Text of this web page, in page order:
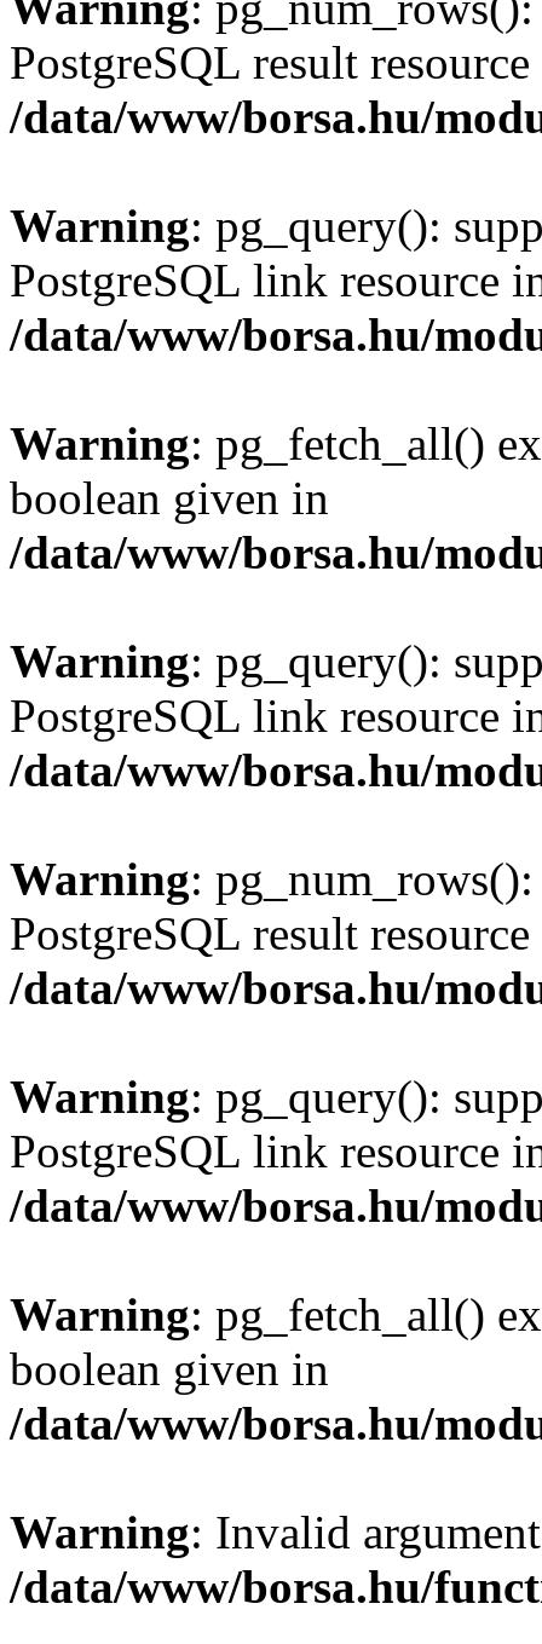
PostgreSQL result
/data/www/borsa.hu/
Warning: pg_query():
PostgreSQL link resource
/data/www/borsa.hu/
Warning: pg_fetch_all()
boolean given in
/data/www/borsa.hu/
Warning: pg_query():
PostgreSQL link resource
/data/www/borsa.hu/
Warning:
PostgreSQL result
/data/www/borsa.hu/
Warning: pg_query():
PostgreSQL link resource
/data/www/borsa.hu/
Warning: pg_fetch_all()
boolean given in
/data/www/borsa.hu/
Warning: Invalid
/data/www/borsa.hu/